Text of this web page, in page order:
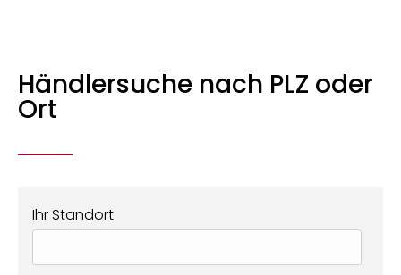
Händlersuche nach PLZ oder
Ort
Ihr Standort